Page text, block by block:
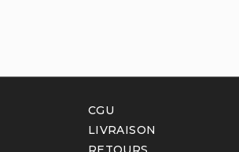
CGU
LIVRAISON